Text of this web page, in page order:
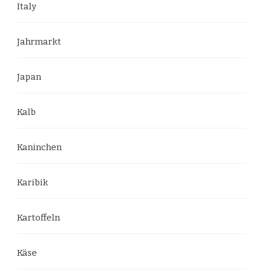
Italy
Jahrmarkt
Japan
Kalb
Kaninchen
Karibik
Kartoffeln
Käse